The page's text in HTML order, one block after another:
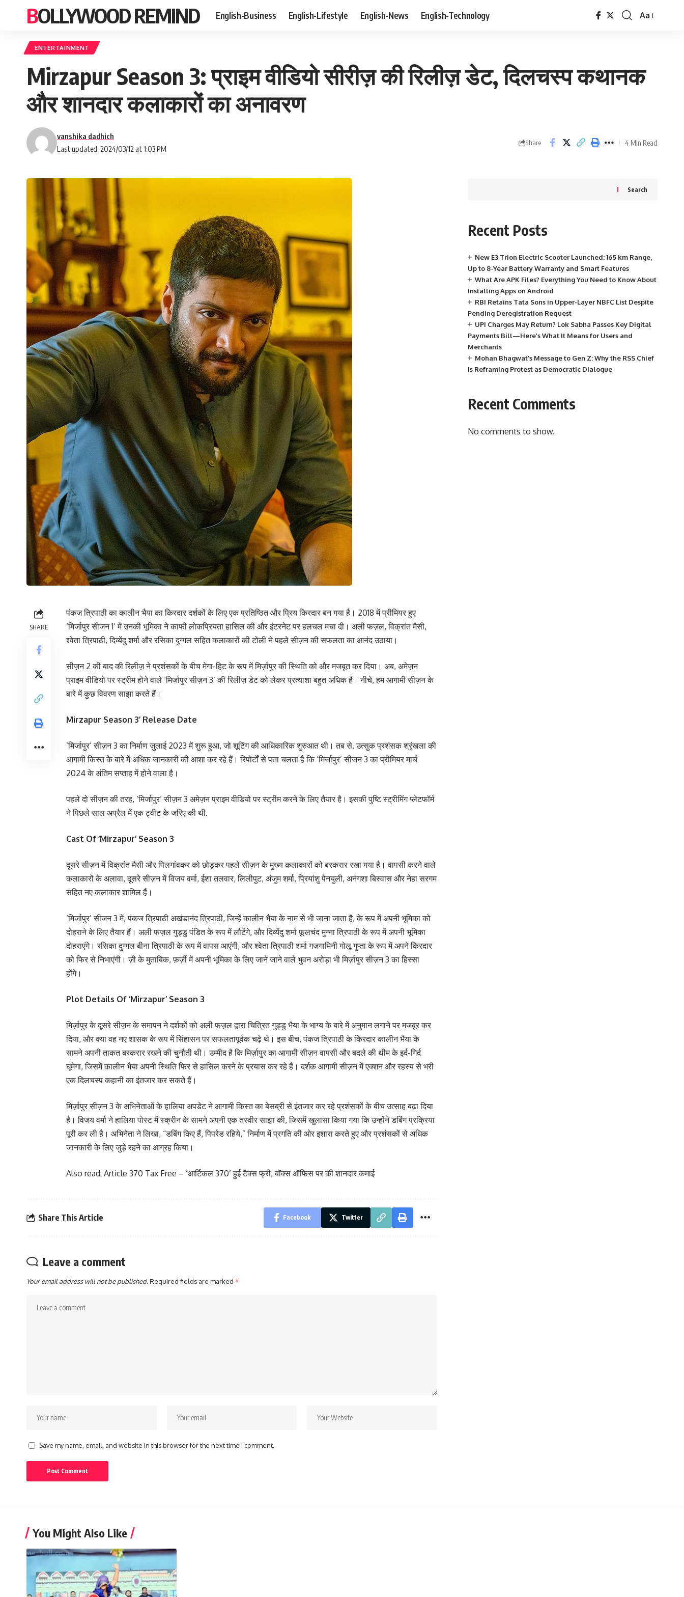
BOLLYWOOD REMIND English-Business English-Lifestyle English-News English-Technology
Font
Aa
ENTERTAINMENT
Mirzapur Season 3: प्राइम वीडियो सीरीज़ की रिलीज़ डेट, दिलचस्प कथानक
और शानदार कलाकारों का अनावरण
Last updated: 2024/03/12 at 1:03 PM
vanshika dadhich
Share 4 Min Read
SHARE
पंकज त्रिपाठी का कालीन भैया का किरदार दर्शकों के लिए एक प्रतिष्ठित और प्रिय किरदार बन गया है। 2018 में प्रीमियर हुए
‘मिर्जापुर सीजन 1’ में उनकी भूमिका ने काफी लोकप्रियता हासिल की और इंटरनेट पर हलचल मचा दी। अली फज़ल, विक्रांत मैसी,
श्वेता त्रिपाठी, दिव्येंदु शर्मा और रसिका दुग्गल सहित कलाकारों की टोली ने पहले सीज़न की सफलता का आनंद उठाया।
सीज़न 2 की बाद की रिलीज़ ने प्रशंसकों के बीच मेगा-हिट के रूप में मिर्ज़ापुर की स्थिति को और मजबूत कर दिया। अब, अमेज़न
प्राइम वीडियो पर स्ट्रीम होने वाले ‘मिर्जापुर सीज़न 3’ की रिलीज़ डेट को लेकर प्रत्याशा बहुत अधिक है। नीचे, हम आगामी सीज़न के
बारे में कुछ विवरण साझा करते हैं।
Mirzapur Season 3’ Release Date
‘मिर्जापुर’ सीज़न 3 का निर्माण जुलाई 2023 में शुरू हुआ, जो शूटिंग की आधिकारिक शुरुआत थी। तब से, उत्सुक प्रशंसक श्रृंखला की
आगामी किस्त के बारे में अधिक जानकारी की आशा कर रहे हैं। रिपोर्टों से पता चलता है कि ‘मिर्जापुर’ सीजन 3 का प्रीमियर मार्च
2024 के अंतिम सप्ताह में होने वाला है।
पहले दो सीज़न की तरह, ‘मिर्जापुर’ सीज़न 3 अमेज़न प्राइम वीडियो पर स्ट्रीम करने के लिए तैयार है। इसकी पुष्टि स्ट्रीमिंग प्लेटफॉर्म
ने पिछले साल अप्रैल में एक ट्वीट के जरिए की थी.
Cast Of ‘Mirzapur’ Season 3
दूसरे सीज़न में विक्रांत मैसी और पिलगांवकर को छोड़कर पहले सीज़न के मुख्य कलाकारों को बरकरार रखा गया है। वापसी करने वाले
कलाकारों के अलावा, दूसरे सीज़न में विजय वर्मा, ईशा तलवार, लिलीपुट, अंजुम शर्मा, प्रियांशु पेनयुली, अनंगशा बिस्वास और नेहा सरगम
​​सहित नए कलाकार शामिल हैं।
‘मिर्जापुर’ सीजन 3 में, पंकज त्रिपाठी अखंडानंद त्रिपाठी, जिन्हें कालीन भैया के नाम से भी जाना जाता है, के रूप में अपनी भूमिका को
दोहराने के लिए तैयार हैं। अली फज़ल गुड्डु पंडित के रूप में लौटेंगे, और दिव्येंदु शर्मा फूलचंद मुन्ना त्रिपाठी के रूप में अपनी भूमिका
दोहराएंगे। रसिका दुग्गल बीना त्रिपाठी के रूप में वापस आएंगी, और श्वेता त्रिपाठी शर्मा गजगामिनी गोलू गुप्ता के रूप में अपने किरदार
को फिर से निभाएंगी। ज़ी के मुताबिक, फ़र्ज़ी में अपनी भूमिका के लिए जाने जाने वाले भुवन अरोड़ा भी मिर्ज़ापुर सीज़न 3 का हिस्सा
होंगे।
Plot Details Of ‘Mirzapur’ Season 3
मिर्ज़ापुर के दूसरे सीज़न के समापन ने दर्शकों को अली फज़ल द्वारा चित्रित गुड्डु भैया के भाग्य के बारे में अनुमान लगाने पर मजबूर कर
दिया, और क्या वह नए शासक के रूप में सिंहासन पर सफलतापूर्वक चढ़े थे। इस बीच, पंकज त्रिपाठी के किरदार कालीन भैया के
सामने अपनी ताकत बरकरार रखने की चुनौती थी। उम्मीद है कि मिर्ज़ापुर का आगामी सीज़न वापसी और बदले की थीम के इर्द-गिर्द
घूमेगा, जिसमें कालीन भैया अपनी स्थिति फिर से हासिल करने के प्रयास कर रहे हैं। दर्शक आगामी सीज़न में एक्शन और रहस्य से भरी
एक दिलचस्प कहानी का इंतजार कर सकते हैं।
मिर्ज़ापुर सीज़न 3 के अभिनेताओं के हालिया अपडेट ने आगामी किस्त का बेसब्री से इंतजार कर रहे प्रशंसकों के बीच उत्साह बढ़ा दिया
है। विजय वर्मा ने हालिया पोस्ट में स्क्रीन के सामने अपनी एक तस्वीर साझा की, जिसमें खुलासा किया गया कि उन्होंने डबिंग प्रक्रिया
पूरी कर ली है। अभिनेता ने लिखा, “डबिंग किए हैं, पिपरेड रहिये,” निर्माण में प्रगति की ओर इशारा करते हुए और प्रशंसकों से अधिक
जानकारी के लिए जुड़े रहने का आग्रह किया।
Also read: Article 370 Tax Free – ‘आर्टिकल 370’ हुई टैक्स फ्री, बॉक्स ऑफिस पर की शानदार कमाई
Share This Article Facebook Twitter
Leave a comment
Your email address will not be published.Required fields are marked *
Save my name, email, and website in this browser for the next time I comment.
Search
Recent Posts
New E3 Trion Electric Scooter Launched: 165 km Range,
Up to 8-Year Battery Warranty and Smart Features
What Are APK Files? Everything You Need to Know About
Installing Apps on Android
RBI Retains Tata Sons in Upper-Layer NBFC List Despite
Pending Deregistration Request
UPI Charges May Return? Lok Sabha Passes Key Digital
Payments Bill—Here’s What It Means for Users and
Merchants
Mohan Bhagwat’s Message to Gen Z: Why the RSS Chief
Is Reframing Protest as Democratic Dialogue
Recent Comments
No comments to show.
You Might Also Like